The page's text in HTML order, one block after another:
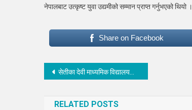
नेपालबाट उत्कृष्ट युवा उद्यमीको सम्मान प्राप्त गर्नुभएको थियो ।
Share on Facebook
Post
सेतीका देवी माध्यमिक विद्यालयको वार्षिकोत्सव समारोह सम्पन्न
RELATED POSTS